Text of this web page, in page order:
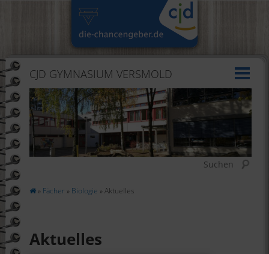
CJD GYMNASIUM VERSMOLD
» Fächer » Biologie » Aktuelles
Aktuelles